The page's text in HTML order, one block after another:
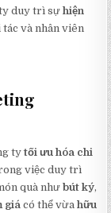
duy trì sựhiện
và nhân viên
tytối ưu hóa chi
việc duy trì
quà nhưbút ký,
giá có thể vừahữu